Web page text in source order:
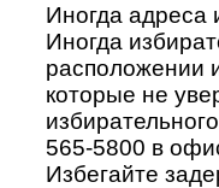
Иногда адреса
Иногда
расположении
которые не
565-5800 в
Избегайте